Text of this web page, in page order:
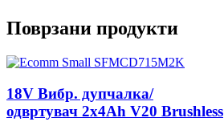
Поврзани продукти
18V Вибр. дупчалка/
одвртувач 2x4Ah V20 Brushless